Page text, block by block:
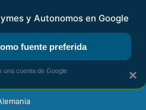
KIT DIGITAL RENTA
×
y Autonomos en Google
fuente preferida
una cuenta de Google